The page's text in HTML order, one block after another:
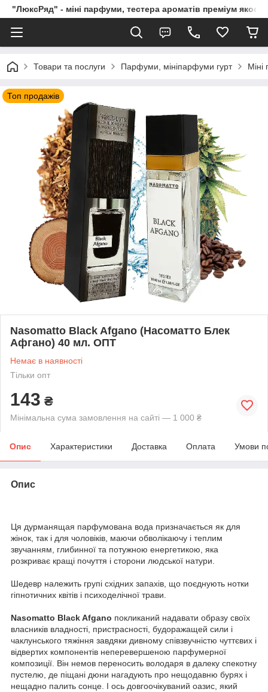
"ЛюксРяд" - міні парфуми, тестера ароматів преміум
Товари та послуги Парфуми, мініпарфуми гурт
Топ продажів
Nasomatto Black Afgano (Насоматто Блек
Афгано) 40 мл. ОПТ
Немає в наявності
Тільки опт
143 ₴
Мінімальна сума замовлення на сайті — 1 000 ₴
Опис Характеристики Доставка Оплата Умови
Опис
Ця дурманящая парфумована вода призначається як для
жінок, так і для чоловіків, маючи обволікаючу і теплим
звучанням, глибинної та потужною енергетикою, яка
розкриває кращі почуття і сторони людської натури.
Шедевр належить групі східних запахів, що поєднують нотки
гіпнотичних квітів і психоделічної трави.
Nasomatto Black Afgano покликаний надавати образу своїх
власників владності, пристрасності, будоражащей сили і
чаклунського тяжіння завдяки дивному співзвучністю чуттєвих і
відвертих компонентів неперевершеною парфумерної
композиції. Він немов переносить володаря в далеку спекотну
пустелю, де піщані дюни нагадують про нещодавню бурях і
нещадно палить сонце. І ось довгоочікуваний оазис, який